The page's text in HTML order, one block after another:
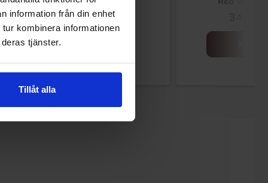
information från din enhet
kombinera informationen
tjänster.
Tillåt alla
79.90 kr